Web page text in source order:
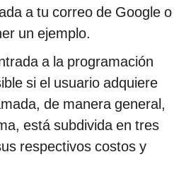
a tu correo de Google o
un ejemplo.
a la programación
si el usuario adquiere
de manera general,
está subdivida en tres
respectivos costos y